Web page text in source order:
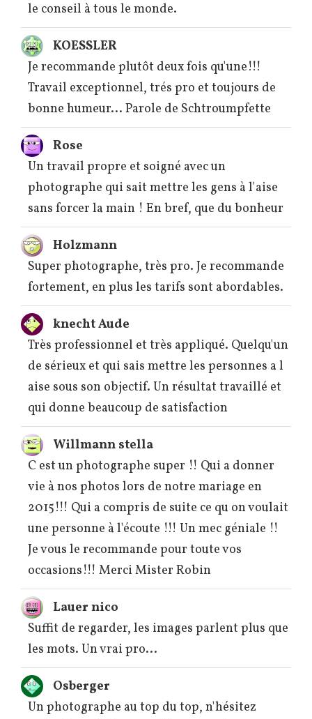
le conseil à tous le monde.
KOESSLER
Je recommande plutôt deux fois qu'une!!!
Travail exceptionnel, trés pro et toujours de
bonne humeur... Parole de Schtroumpfette
Rose
Un travail propre et soigné avec un
photographe qui sait mettre les gens à l'aise
sans forcer la main ! En bref, que du bonheur
Holzmann
Super photographe, très pro. Je recommande
fortement, en plus les tarifs sont abordables.
knecht Aude
Très professionnel et très appliqué. Quelqu'un
de sérieux et qui sais mettre les personnes a l
aise sous son objectif. Un résultat travaillé et
qui donne beaucoup de satisfaction
Willmann stella
C est un photographe super !! Qui a donner
vie à nos photos lors de notre mariage en
2015!!! Qui a compris de suite ce qu on voulait
une personne à l'écoute !!! Un mec géniale !!
Je vous le recommande pour toute vos
occasions!!! Merci Mister Robin
Lauer nico
Suffit de regarder, les images parlent plus que
les mots. Un vrai pro...
Osberger
Un photographe au top du top, n'hésitez